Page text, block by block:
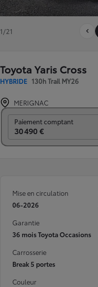
1/21
Toyota Yaris Cross
HYBRIDE 130h Trail MY26
MERIGNAC
Paiement comptant
30 490 €
Mise en circulation
06-2026
Garantie
36 mois Toyota Occasions
Carrosserie
Break 5 portes
Couleur